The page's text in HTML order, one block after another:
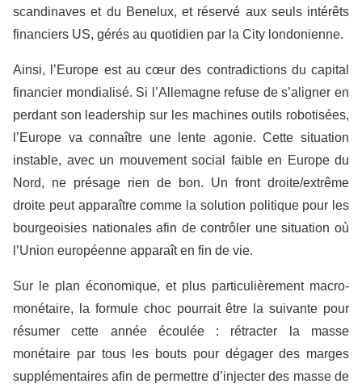
scandinaves et du Benelux, et réservé aux seuls intérêts
financiers US, gérés au quotidien par la City londonienne.
Ainsi, l’Europe est au cœur des contradictions du capital
financier mondialisé. Si l’Allemagne refuse de s’aligner en
perdant son leadership sur les machines outils robotisées,
l’Europe va connaître une lente agonie. Cette situation
instable, avec un mouvement social faible en Europe du
Nord, ne présage rien de bon. Un front droite/extrême
droite peut apparaître comme la solution politique pour les
bourgeoisies nationales afin de contrôler une situation où
l’Union européenne apparaît en fin de vie.
Sur le plan économique, et plus particulièrement macro-
monétaire, la formule choc pourrait être la suivante pour
résumer cette année écoulée : rétracter la masse
monétaire par tous les bouts pour dégager des marges
supplémentaires afin de permettre d’injecter des masse de